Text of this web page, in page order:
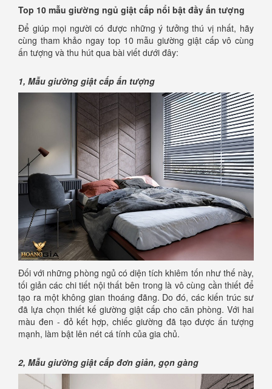
Top 10 mẫu giường ngủ giật cấp nổi bật đầy ấn tượng
Để giúp mọi người có được những ý tưởng thú vị nhất, hãy
cùng tham khảo ngay top 10 mẫu giường giật cấp vô cùng
ấn tượng và thu hút qua bài viết dưới đây:
1, Mẫu giường giật cấp ấn tượng
Đối với những phòng ngủ có diện tích khiêm tốn như thế này,
tối giản các chi tiết nội thất bên trong là vô cùng cần thiết để
tạo ra một không gian thoáng đãng. Do đó, các kiến trúc sư
đã lựa chọn thiết kế giường giật cấp cho căn phòng. Với hai
màu đen - đỏ kết hợp, chiếc giường đã tạo được ấn tượng
mạnh, làm bật lên nét cá tính của gia chủ.
2, Mẫu giường giật cấp đơn giản, gọn gàng